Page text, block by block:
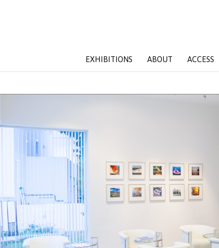
EXHIBITIONS ABOUT ACCESS